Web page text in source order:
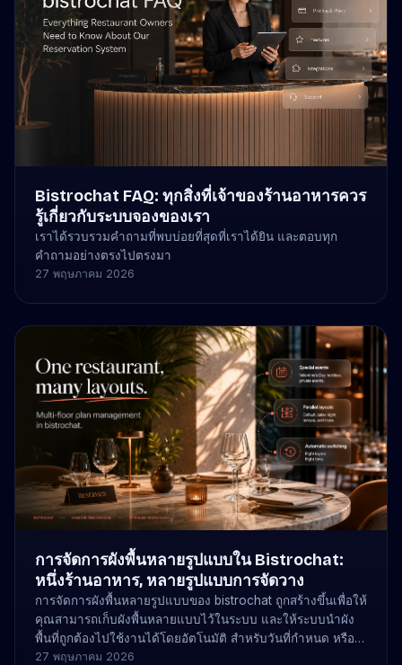
Bistrochat FAQ: ทุกสิ่งที่เจ้าของร้านอาหารควร
รู้เกี่ยวกับระบบจองของเรา
เราได้รวบรวมคำถามที่พบบ่อยที่สุดที่เราได้ยิน และตอบทุก
คำถามอย่างตรงไปตรงมา
27 พฤษภาคม 2026
การจัดการผังพื้นหลายรูปแบบใน Bistrochat:
หนึ่งร้านอาหาร, หลายรูปแบบการจัดวาง
การจัดการผังพื้นหลายรูปแบบของ bistrochat ถูกสร้างขึ้นเพื่อให้
คุณสามารถเก็บผังพื้นหลายแบบไว้ในระบบ และให้ระบบนำผัง
พื้นที่ถูกต้องไปใช้งานได้โดยอัตโนมัติ สำหรับวันที่กำหนด หรือ
กิจกรรมที่เกิดขึ้นซ้ำๆ
27 พฤษภาคม 2026